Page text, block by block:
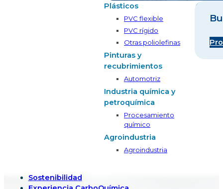
Plásticos
PVC flexible
PVC rígido
Otras poliolefinas
Pinturas y
recubrimientos
Automotriz
Industria química y
petroquímica
Procesamiento
químico
Agroindustria
Agroindustria
Sostenibilidad